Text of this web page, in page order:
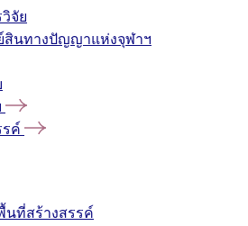
จัย
สินทางปัญญาแห่งจุฬาฯ
ค์
ที่สร้างสรรค์